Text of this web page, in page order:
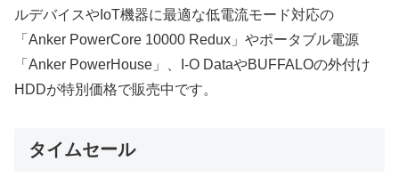
ルデバイスやIoT機器に最適な低電流モード対応の
「Anker PowerCore 10000 Redux」やポータブル電源
「Anker PowerHouse」、I-O DataやBUFFALOの外付け
HDDが特別価格で販売中です。
タイムセール